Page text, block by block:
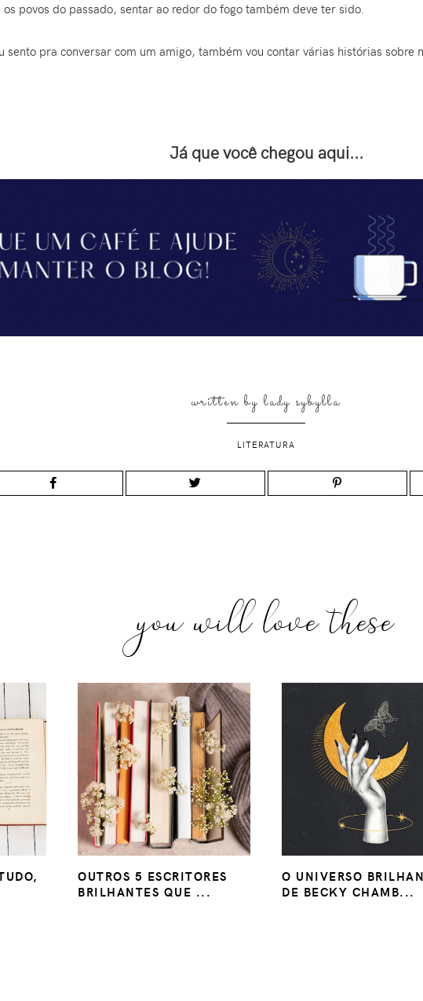
povos do passado, sentar ao redor do fogo também deve ter sido.
sento pra conversar com um amigo, também vou contar várias histórias sobre
Já que você chegou aqui...
written bylady sybylla
LITERATURA
you will love these
OUTROS 5 ESCRITORES
BRILHANTES QUE ...
O UNIVERSO
DE BECKY CHAMB...